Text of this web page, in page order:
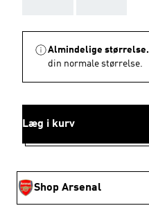
Almindelige størrelse.
din normale størrelse.
Læg i kurv
Shop Arsenal